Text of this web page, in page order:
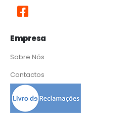
Empresa
Sobre Nós
Contactos